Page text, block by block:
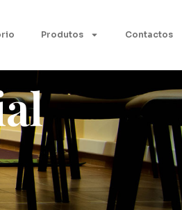
Produtos Contactos